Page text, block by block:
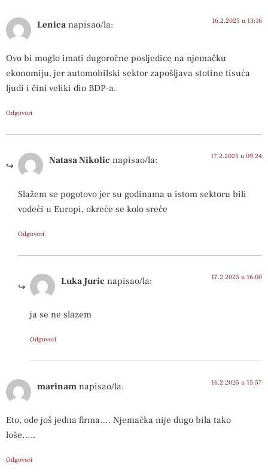
Lenica napisao/la: 16.2.2025 u 13:16
Ovo bi moglo imati dugoročne posljedice na njemačku
ekonomiju, jer automobilski sektor zapošljava stotine tisuća
ljudi i čini veliki dio BDP-a.
Odgovori
Natasa Nikolic napisao/la: 17.2.2025 u 09:24
Slažem se pogotovo jer su godinama u istom sektoru bili
vodeći u Europi, okreće se kolo sreće
Odgovori
Luka Juric napisao/la: 17.2.2025 u 16:00
ja se ne slazem
Odgovori
marinam napisao/la: 16.2.2025 u 15:57
Eto, ode još jedna firma…. Njemačka nije dugo bila tako
loše…..
Odgovori